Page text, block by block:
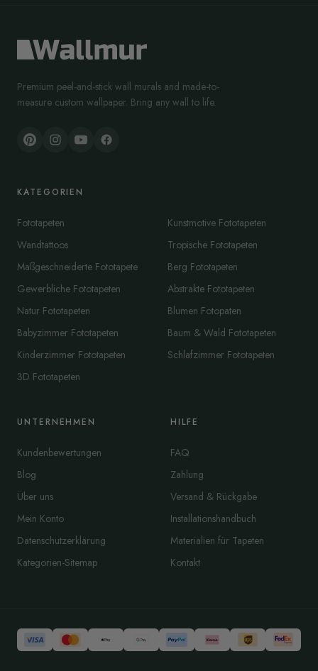
Premium peel-and-stick wall murals and made-to-
measure custom wallpaper. Bring any wall to life.
KATEGORIEN
Fototapeten
Wandtattoos
Maßgeschneiderte Fototapete
Gewerbliche Fototapeten
Natur Fototapeten
Babyzimmer Fototapeten
Kinderzimmer Fototapeten
3D Fototapeten
Kunstmotive Fototapeten
Tropische Fototapeten
Berg Fototapeten
Abstrakte Fototapeten
Blumen Fotopaten
Baum & Wald Fototapeten
Schlafzimmer Fototapeten
UNTERNEHMEN
Kundenbewertungen
Blog
Über uns
Mein Konto
Datenschutzerklärung
Kategorien-Sitemap
HILFE
FAQ
Zahlung
Versand & Rückgabe
Installationshandbuch
Materialien für Tapeten
Kontakt